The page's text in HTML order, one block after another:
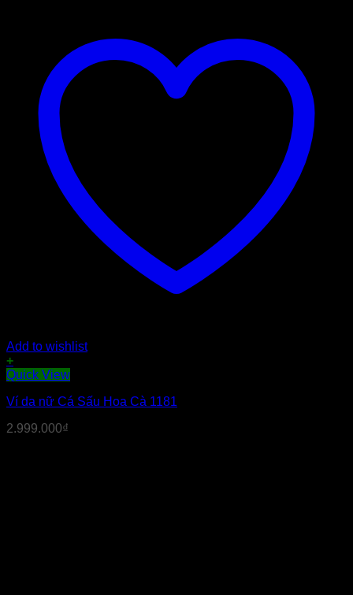
Add to wishlist
+
Quick View
Ví da nữ Cá Sấu Hoa Cà 1181
2.999.000₫